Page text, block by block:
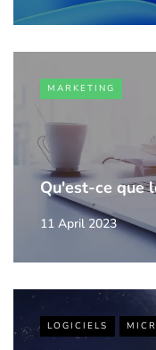
MARKETING
Qu'est-ce que
11 April 2023
LOGICIELS